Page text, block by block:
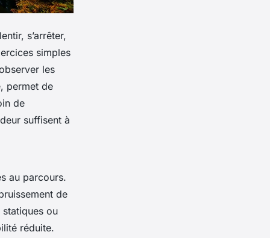
s’arrêter,
simples
les
permet de
de
suffisent à
au parcours.
de
ou
réduite.